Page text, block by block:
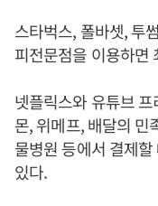
스타벅스, 폴바셋, 투
피전문점을 이용하면
넷플릭스와 유튜브
몬, 위메프, 배달의 민
물병원 등에서 결제
있다.